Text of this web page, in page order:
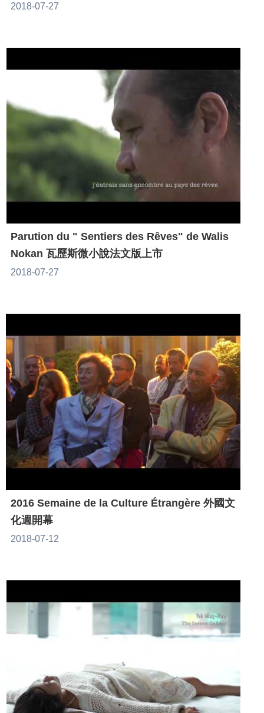
2018-07-27
Parution du " Sentiers des Rêves" de Walis
Nokan 瓦歷斯微小說法文版上市
2018-07-27
2016 Semaine de la Culture Étrangère 外國文
化週開幕
2018-07-12